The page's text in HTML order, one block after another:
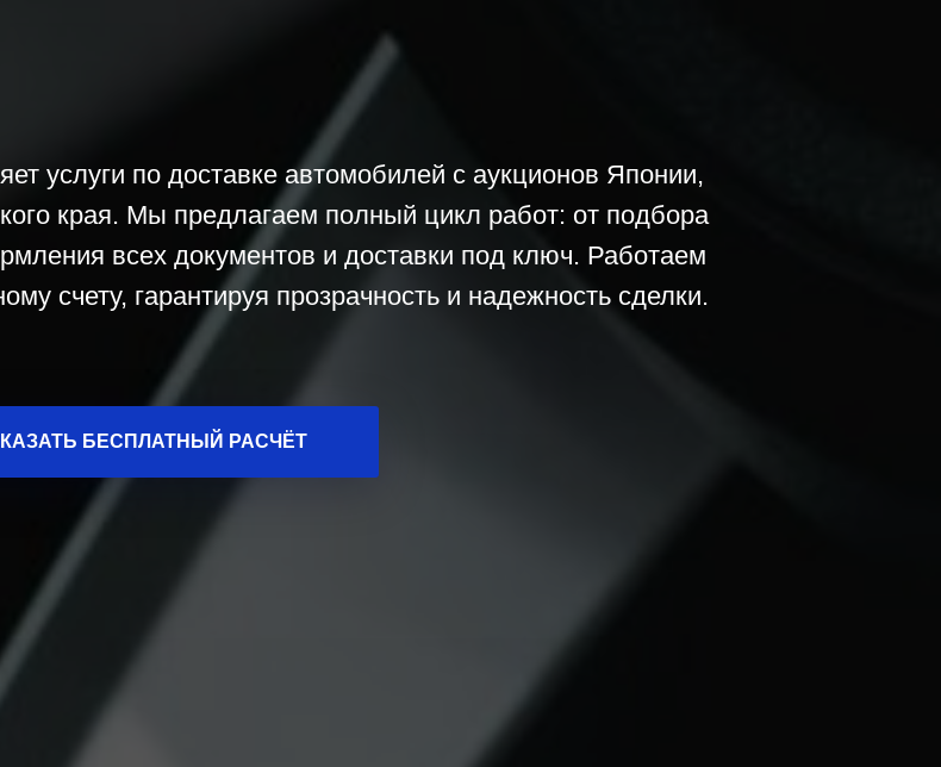
услуги по доставке автомобилей с аукционов Японии,
края. Мы предлагаем полный цикл работ: от подбора
всех документов и доставки под ключ. Работаем
счету, гарантируя прозрачность и надежность сделки.
БЕСПЛАТНЫЙ РАСЧЁТ